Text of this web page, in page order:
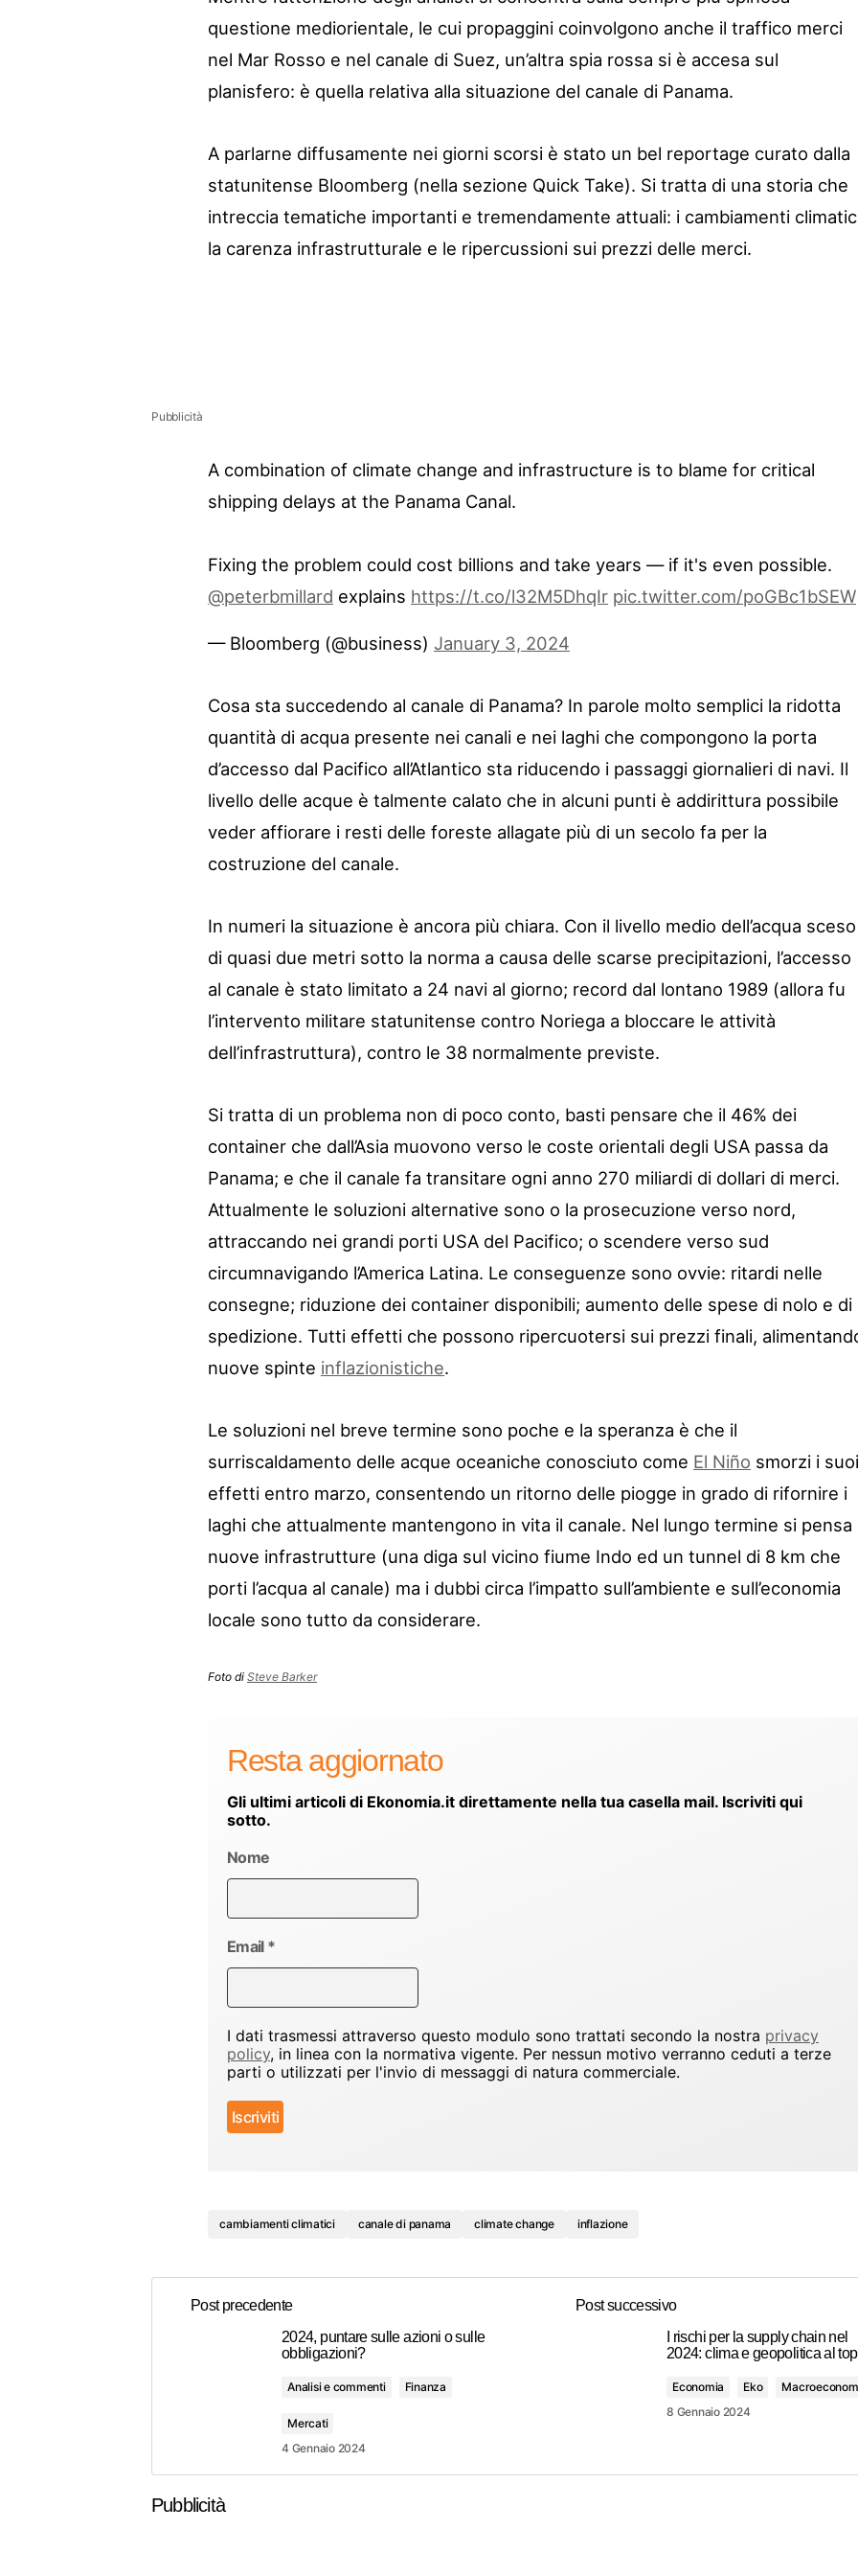
questione mediorientale, le cui propaggini coinvolgono anche il traffico merci
nel Mar Rosso e nel canale di Suez, un’altra spia rossa si è accesa sul
planisfero: è quella relativa alla situazione del canale di Panama.
A parlarne diffusamente nei giorni scorsi è stato un bel reportage curato dalla
statunitense Bloomberg (nella sezione Quick Take). Si tratta di una storia che
intreccia tematiche importanti e tremendamente attuali: i cambiamenti
la carenza infrastrutturale e le ripercussioni sui prezzi delle merci.
Pubblicità
A combination of climate change and infrastructure is to blame for critical
shipping delays at the Panama Canal.
Fixing the problem could cost billions and take years — if it's even possible.
@peterbmillard explains https://t.co/l32M5DhqIr pic.twitter.com/poGBc1bSEW
— Bloomberg (@business) January 3, 2024
Cosa sta succedendo al canale di Panama? In parole molto semplici la ridotta
quantità di acqua presente nei canali e nei laghi che compongono la porta
d’accesso dal Pacifico all’Atlantico sta riducendo i passaggi giornalieri di navi. Il
livello delle acque è talmente calato che in alcuni punti è addirittura possibile
veder affiorare i resti delle foreste allagate più di un secolo fa per la
costruzione del canale.
In numeri la situazione è ancora più chiara. Con il livello medio dell’acqua sceso
di quasi due metri sotto la norma a causa delle scarse precipitazioni, l’accesso
al canale è stato limitato a 24 navi al giorno; record dal lontano 1989 (allora fu
l’intervento militare statunitense contro Noriega a bloccare le attività
dell’infrastruttura), contro le 38 normalmente previste.
Si tratta di un problema non di poco conto, basti pensare che il 46% dei
container che dall’Asia muovono verso le coste orientali degli USA passa da
Panama; e che il canale fa transitare ogni anno 270 miliardi di dollari di merci.
Attualmente le soluzioni alternative sono o la prosecuzione verso nord,
attraccando nei grandi porti USA del Pacifico; o scendere verso sud
circumnavigando l’America Latina. Le conseguenze sono ovvie: ritardi nelle
consegne; riduzione dei container disponibili; aumento delle spese di nolo e di
spedizione. Tutti effetti che possono ripercuotersi sui prezzi finali,
nuove spinte inflazionistiche.
Le soluzioni nel breve termine sono poche e la speranza è che il
surriscaldamento delle acque oceaniche conosciuto come El Niño smorzi i suoi
effetti entro marzo, consentendo un ritorno delle piogge in grado di rifornire i
laghi che attualmente mantengono in vita il canale. Nel lungo termine si pensa
nuove infrastrutture (una diga sul vicino fiume Indo ed un tunnel di 8 km che
porti l’acqua al canale) ma i dubbi circa l’impatto sull’ambiente e sull’economia
locale sono tutto da considerare.
Foto di Steve Barker
Resta aggiornato
Gli ultimi articoli di Ekonomia.it direttamente nella tua casella mail. Iscriviti qui
sotto.
Nome
Email *
I dati trasmessi attraverso questo modulo sono trattati secondo la nostra privacy
policy, in linea con la normativa vigente. Per nessun motivo verranno ceduti a terze
parti o utilizzati per l'invio di messaggi di natura commerciale.
cambiamenti climatici canale di panama climate change inflazione
Post precedente
2024, puntare sulle azioni o sulle
obbligazioni?
Analisi e commenti Finanza
Mercati
4 Gennaio 2024
Post successivo
I rischi per la supply chain nel
2024: clima e geopolitica al top
Economia Eko
8 Gennaio 2024
Pubblicità